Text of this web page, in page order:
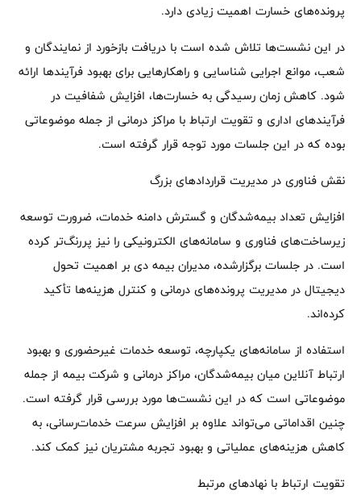
پرونده‌های خسارت اهمیت زیادی دارد.
در این نشست‌ها تلاش شده است با دریافت بازخورد از نمایندگان و
شعب، موانع اجرایی شناسایی و راهکارهایی برای بهبود فرآیندها ارائه
شود. کاهش زمان رسیدگی به خسارت‌ها، افزایش شفافیت در
فرآیندهای اداری و تقویت ارتباط با مراکز درمانی از جمله موضوعاتی
بوده که در این جلسات مورد توجه قرار گرفته است.
نقش فناوری در مدیریت قراردادهای بزرگ
افزایش تعداد بیمه‌شدگان و گسترش دامنه خدمات، ضرورت توسعه
زیرساخت‌های فناوری و سامانه‌های الکترونیکی را نیز پررنگ‌تر کرده
است. در جلسات برگزارشده، مدیران بیمه دی بر اهمیت تحول
دیجیتال در مدیریت پرونده‌های درمانی و کنترل هزینه‌ها تأکید
کرده‌اند.
استفاده از سامانه‌های یکپارچه، توسعه خدمات غیرحضوری و بهبود
ارتباط آنلاین میان بیمه‌شدگان، مراکز درمانی و شرکت بیمه از جمله
موضوعاتی است که در این نشست‌ها مورد بررسی قرار گرفته است.
چنین اقداماتی می‌تواند علاوه بر افزایش سرعت خدمات‌رسانی، به
کاهش هزینه‌های عملیاتی و بهبود تجربه مشتریان نیز کمک کند.
تقویت ارتباط با نهادهای مرتبط